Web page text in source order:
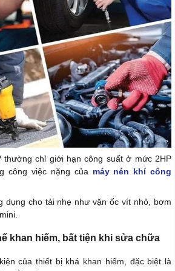
thường chỉ giới hạn công suất ở mức 2HP
công việc nặng của máy nén khí công
dụng cho tải nhẹ như vặn ốc vít nhỏ, bơm
khan hiếm, bất tiện khi sửa chữa
của thiết bị khá khan hiếm, đặc biệt là